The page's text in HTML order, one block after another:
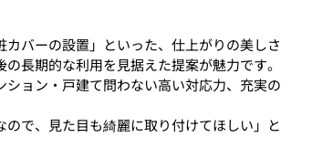
カバーの設置」といった、仕上がりの美しさ
長期的な利用を見据えた提案が魅力です。
ョン・戸建て問わない高い対応力、充実の
ので、見た目も綺麗に取り付けてほしい」と